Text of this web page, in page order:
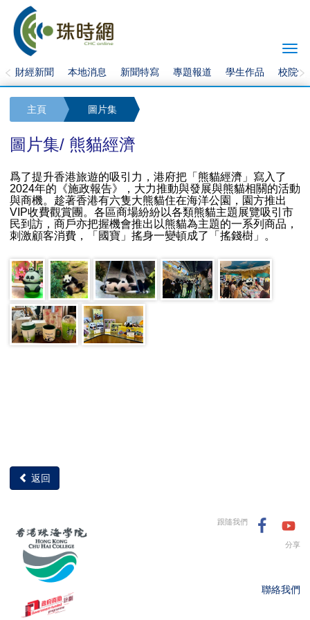
財經新聞 本地消息 新聞特寫 專題報道 學生作品 校院快
主頁 圖片集
圖片集/ 熊貓經濟
爲了提升香港旅遊的吸引力，港府把「熊貓經濟」寫入了
2024年的《施政報告》，大力推動與發展與熊貓相關的活動
與商機。趁著香港有六隻大熊貓住在海洋公園，園方推出
VIP收費觀賞團。各區商場紛紛以各類熊貓主題展覽吸引市
民到訪，商戶亦把握機會推出以熊貓為主題的一系列商品，
刺激顧客消費，「國寶」搖身一變頓成了「搖錢樹」。
返回
跟隨我們
分享
聯絡我們